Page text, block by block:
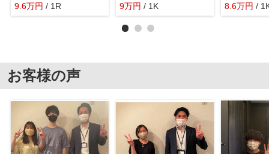
9.6万円 / 1R
9万円 / 1K
8.6万円 /
お客様の声